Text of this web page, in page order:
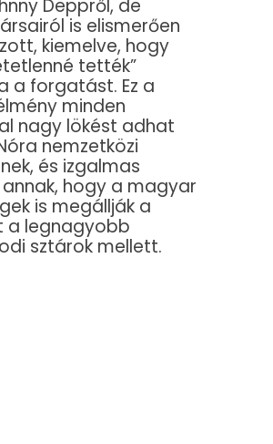
Deppről, de
is elismerően
kiemelve, hogy
tették”
a forgatást. Ez a
minden
nagy lökést adhat
nemzetközi
és izgalmas
hogy a magyar
is megállják a
a legnagyobb
sztárok mellett.